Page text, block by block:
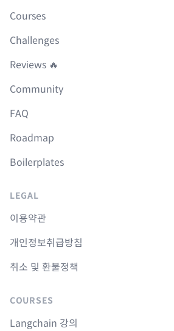
Courses
Challenges
Reviews 🔥
Community
FAQ
Roadmap
Boilerplates
LEGAL
이용약관
개인정보취급방침
취소 및 환불정책
COURSES
Langchain 강의